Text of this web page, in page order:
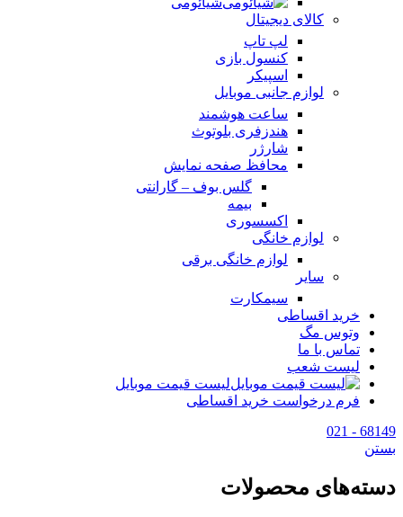
کالای دیجیتال
لپ تاپ
کنسول بازی
اسپیکر
لوازم جانبی موبایل
ساعت هوشمند
هندزفری بلوتوث
شارژر
محافظ صفحه نمایش
گلس بوف – گارانتی
بیمه
اکسسوری
لوازم خانگی
لوازم خانگی برقی
سایر
سیمکارت
خرید اقساطی
وتوس مگ
تماس با ما
لیست شعب
لیست قیمت موبایل
فرم درخواست خرید اقساطی
68149 - 021
بستن
دسته‌های محصولات